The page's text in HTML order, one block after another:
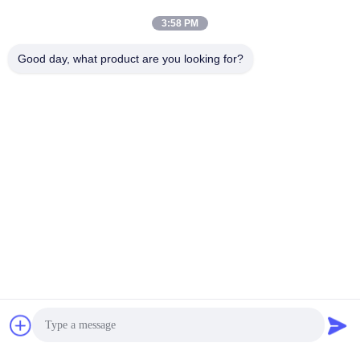
3:58 PM
Good day, what product are you looking for?